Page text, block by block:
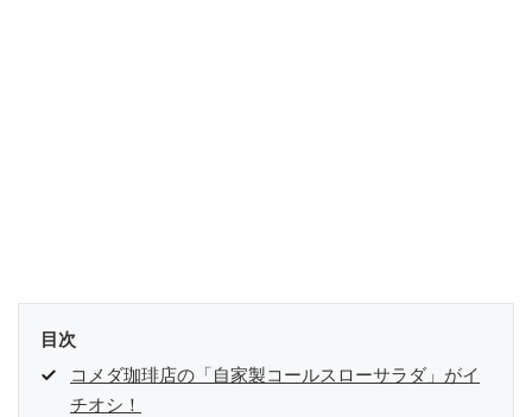
目次
コメダ珈琲店の「自家製コールスローサラダ」がイ
チオシ！